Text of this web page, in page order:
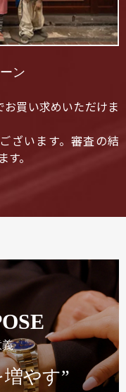
ン
買い求めいただけま
ざいます。審査の結
。
義
やす”